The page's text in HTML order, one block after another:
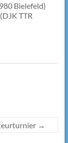
Bielefeld)
TTR
→